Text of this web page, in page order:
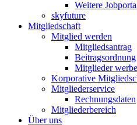
Weitere
skyfuture
Mitgliedschaft
Mitglied werden
Mitgliedsantrag
Beitragsordnung
Mitglieder
Korporative
Mitgliederservice
Rechnungsdaten
Mitgliederbereich
Über uns